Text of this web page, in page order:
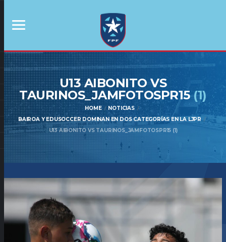
U13 AIBONITO VS
TAURINOS_JAMFOTOSPR15(1)
HOME
NOTICIAS
BAIROA Y EDUSOCCER DOMINAN EN DOS CATEGORÍAS EN LA LJPR
U13 AIBONITO VS TAURINOS_JAMFOTOSPR15 (1)